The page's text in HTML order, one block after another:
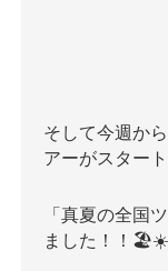
そして今週か
アーがスター
「真夏の全国
ました！！🏖☀️